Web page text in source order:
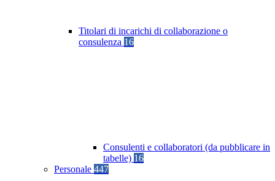
Titolari di incarichi di collaborazione o
consulenza 16
Consulenti e collaboratori (da pubblicare in
tabelle) 16
Personale 447